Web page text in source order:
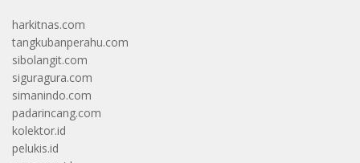
harkitnas.com
tangkubanperahu.com
sibolangit.com
siguragura.com
simanindo.com
padarincang.com
kolektor.id
pelukis.id